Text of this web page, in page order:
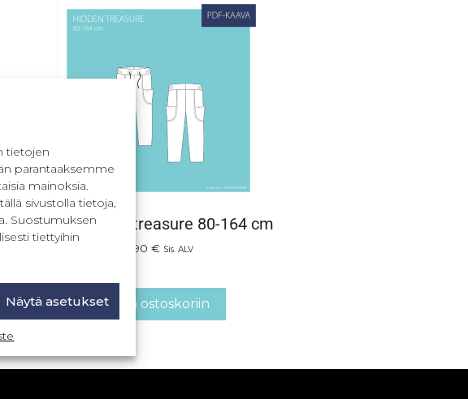
tietojen
parantaaksemme
mainoksia.
sivustolla tietoja,
Suostumuksen
tiettyihin
Näytä asetukset
PDF Hidden treasure 80-164 cm
8,90€ Sis. ALV
Lisää ostoskoriin